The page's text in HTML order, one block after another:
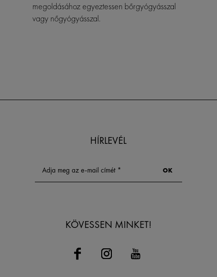
megoldásához egyeztessen bőrgyógyásszal
vagy nőgyógyásszal.
HÍRLEVÉL
KÖVESSEN MINKET!